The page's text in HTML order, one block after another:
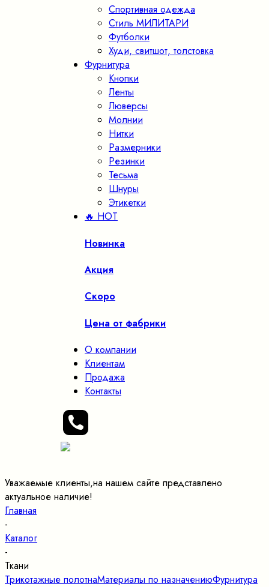
Спортивная одежда
Стиль МИЛИТАРИ
Футболки
Худи, свитшот, толстовка
Фурнитура
Кнопки
Ленты
Люверсы
Молнии
Нитки
Размерники
Резинки
Тесьма
Шнуры
Этикетки
🔥 HOT
Новинка
Акция
Скоро
Цена от фабрики
О компании
Клиентам
Продажа
Контакты
Уважаемые клиенты,на нашем сайте представлено
актуальное наличие!
Главная
-
Каталог
-
Ткани
Трикотажные полотнаМатериалы по назначениюФурнитура